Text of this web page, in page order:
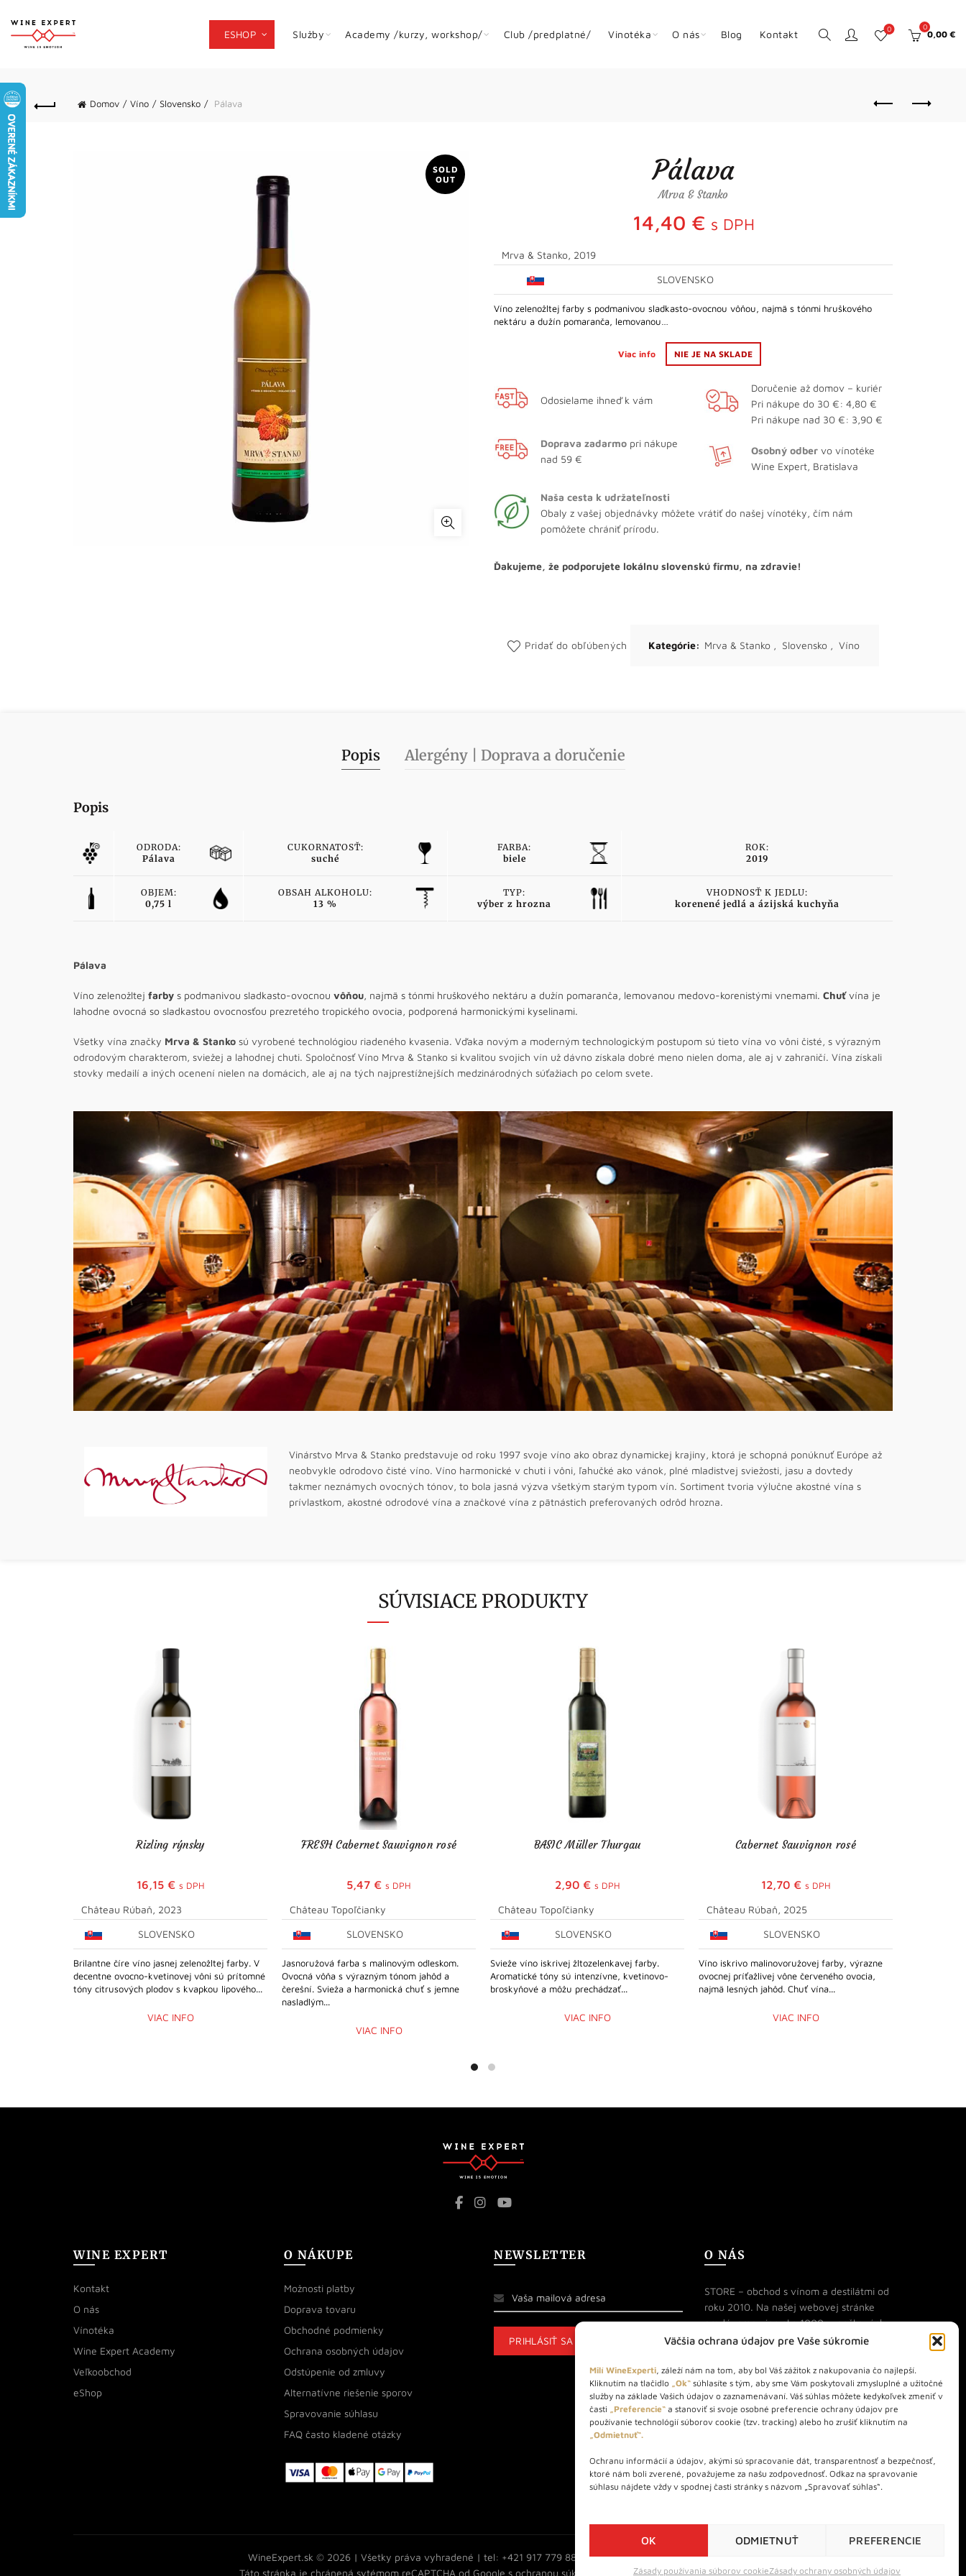
Väčšia ochrana údajov pre Vaše súkromie
Milí WineExperti, záleží nám na tom, aby bol Váš zážitok z nakupovania čo najlepší.
Kliknutím na tlačidlo „Ok“ súhlasíte s tým, aby sme Vám poskytovali zmysluplné a užitočné
služby na základe Vašich údajov o zaznamenávaní. Váš súhlas môžete kedykoľvek zmeniť v
časti „Preferencie“ a stanoviť si svoje osobné preferencie ochrany údajov pre
používanie technológií súborov cookie (tzv. tracking) alebo ho zrušiť kliknutím na
„Odmietnuť“.
Ochranu informácií a údajov, akými sú spracovanie dát, transparentnosť a bezpečnosť,
ktoré nám boli zverené, považujeme za našu zodpovednosť. Odkaz na spravovanie
súhlasu nájdete vždy v spodnej časti stránky s názvom „Spravovať súhlas“.
OK ODMIETNUŤ PREFERENCIE
Zásady používania súborov cookieZásady ochrany osobných údajov
ESHOP Služby Academy /kurzy, workshop/ Club /predplatné/ Vinotéka O nás Blog Kontakt 0 0
0,00 €
Domov Víno Slovensko Pálava
SOLD
OUT
Pálava
Mrva & Stanko
14,40 € s DPH
Mrva & Stanko, 2019
SLOVENSKO
Víno zelenožltej farby s podmanivou sladkasto-ovocnou vôňou, najmä s tónmi hruškového
nektáru a dužín pomaranča, lemovanou…
Viac info NIE JE NA SKLADE
Odosielame ihneď k vám
Doprava zadarmo pri nákupe
nad 59 €
Doručenie až domov – kuriér
Pri nákupe do 30 €: 4,80 €
Pri nákupe nad 30 €: 3,90 €
Osobný odbervo vínotéke
Wine Expert, Bratislava
Naša cesta k udržateľnosti
Obaly z vašej objednávky môžete vrátiť do našej vínotéky, čím nám
pomôžete chrániť prírodu.
Ďakujeme, že podporujete lokálnu slovenskú firmu, na zdravie!
Pridať do obľúbených Kategórie: Mrva & Stanko , Slovensko , Víno
Popis Alergény | Doprava a doručenie
Popis
ODRODA:
Pálava
CUKORNATOSŤ:
suché
FARBA:
biele
ROK:
2019
OBJEM:
0,75 l
OBSAH ALKOHOLU:
13 %
TYP:
výber z hrozna
VHODNOSŤ K JEDLU:
korenené jedlá a ázijská kuchyňa
Pálava
Víno zelenožltej farby s podmanivou sladkasto-ovocnou vôňou, najmä s tónmi hruškového nektáru a dužín pomaranča, lemovanou medovo-korenistými vnemami. Chuťvína je
lahodne ovocná so sladkastou ovocnosťou prezretého tropického ovocia, podporená harmonickými kyselinami.
Všetky vína značky Mrva & Stanko sú vyrobené technológiou riadeného kvasenia. Vďaka novým a moderným technologickým postupom sú tieto vína vo vôni čisté, s výrazným
odrodovým charakterom, sviežej a lahodnej chuti. Spoločnosť Víno Mrva & Stanko si kvalitou svojich vín už dávno získala dobré meno nielen doma, ale aj v zahraničí. Vína získali
stovky medailí a iných ocenení nielen na domácich, ale aj na tých najprestížnejších medzinárodných súťažiach po celom svete.
Vinárstvo Mrva & Stanko predstavuje od roku 1997 svoje víno ako obraz dynamickej krajiny, ktorá je schopná ponúknuť Európe až
neobvykle odrodovo čisté víno. Víno harmonické v chuti i vôni, ľahučké ako vánok, plné mladistvej sviežosti, jasu a dovtedy
takmer neznámych ovocných tónov, to bola jasná výzva všetkým starým typom vín. Sortiment tvoria výlučne akostné vína s
prívlastkom, akostné odrodové vína a značkové vína z pätnástich preferovaných odrôd hrozna.
SÚVISIACE PRODUKTY
Rizling rýnsky
16,15 € s DPH
Château Rúbaň, 2023
SLOVENSKO
Brilantne číre víno jasnej zelenožltej farby. V
decentne ovocno-kvetinovej vôni sú prítomné
tóny citrusových plodov s kvapkou lipového...
VIAC INFO
FRESH Cabernet Sauvignon rosé
5,47 € s DPH
Château Topoľčianky
SLOVENSKO
Jasnoružová farba s malinovým odleskom.
Ovocná vôňa s výrazným tónom jahôd a
čerešní. Svieža a harmonická chuť s jemne
nasladlým...
VIAC INFO
BASIC Müller Thurgau
2,90 € s DPH
Château Topoľčianky
SLOVENSKO
Svieže víno iskrivej žltozelenkavej farby.
Aromatické tóny sú intenzívne, kvetinovo-
broskyňové a môžu prechádzať...
VIAC INFO
Cabernet Sauvignon rosé
12,70 € s DPH
Château Rúbaň, 2025
SLOVENSKO
Víno iskrivo malinovoružovej farby, výrazne
ovocnej príťažlivej vône červeného ovocia,
najmä lesných jahôd. Chuť vína...
VIAC INFO
WINE EXPERT
Kontakt
O nás
Vínotéka
Wine Expert Academy
Veľkoobchod
eShop
O NÁKUPE
Možnosti platby
Doprava tovaru
Obchodné podmienky
Ochrana osobných údajov
Odstúpenie od zmluvy
Alternatívne riešenie sporov
Spravovanie súhlasu
FAQ často kladené otázky
NEWSLETTER O NÁS
STORE – obchod s vínom a destilátmi od
roku 2010. Na našej webovej stránke
predávame viac ako 1000+ značkových
produktov.
Info tel.: +421 917 779 888
Vínotéka: +421 917 888 879
Vínotéka: Bratislavská 49/B,
Bratislava 841 06
841 01
WineExpert.sk © 2026 | Všetky práva vyhradené | tel: +421 917 779 888 | e-mail:info@wineexpert.sk
Táto stránka je chránená sytémom reCAPTCHA od Google s ochranou súkromia podmienkami používania